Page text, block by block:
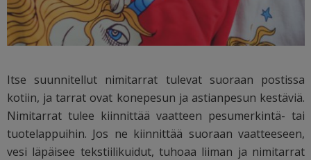
Itse suunnitellut nimitarrat tulevat suoraan postissa
kotiin, ja tarrat ovat konepesun ja astianpesun kestäviä.
Nimitarrat tulee kiinnittää vaatteen pesumerkintä- tai
tuotelappuihin. Jos ne kiinnittää suoraan vaatteeseen,
vesi läpäisee tekstiilikuidut, tuhoaa liiman ja nimitarrat